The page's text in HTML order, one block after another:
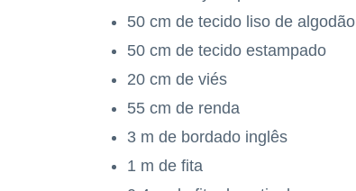
50 cm de tecido liso de algodão
50 cm de tecido estampado
20 cm de viés
55 cm de renda
3 m de bordado inglês
1 m de fita